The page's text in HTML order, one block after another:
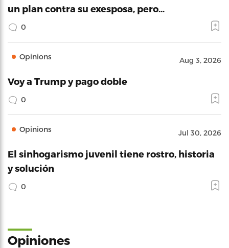
un plan contra su exesposa, pero…
0
Opinions Aug 3, 2026
Voy a Trump y pago doble
0
Opinions Jul 30, 2026
El sinhogarismo juvenil tiene rostro, historia
y solución
0
Opiniones